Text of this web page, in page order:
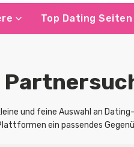
Top Dating Seiten
und feine Auswahl an
ein passendes